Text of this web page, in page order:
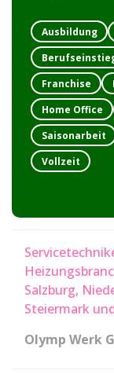
Ausbildung
Franchise
Home Office
Saisonarbeit
Vollzeit
Salzburg,
Steiermark
Olymp Werk